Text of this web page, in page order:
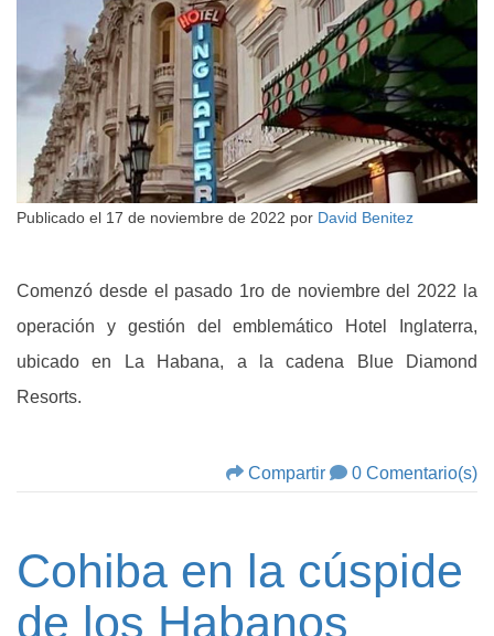
Publicado el 17 de noviembre de 2022 por David Benitez
Comenzó desde el pasado 1ro de noviembre del 2022 la
operación y gestión del emblemático Hotel Inglaterra,
ubicado en La Habana, a la cadena Blue Diamond
Resorts.
Compartir 0 Comentario(s)
Cohiba en la cúspide
de los Habanos